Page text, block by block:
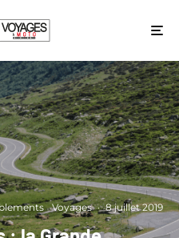
Voyages · 8 juillet 2019